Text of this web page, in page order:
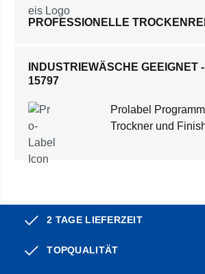
PROFESSIONELLE
INDUSTRIEWÄSCHE GEEIGNET
15797
Prolabel
Trockner und
2 TAGE LIEFERZEIT
TOPQUALITÄT